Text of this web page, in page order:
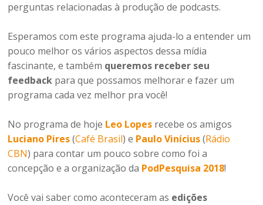
perguntas relacionadas à produção de podcasts.
Esperamos com este programa ajuda-lo a entender um
pouco melhor os vários aspectos dessa mídia
fascinante, e também queremos receber seu
feedback para que possamos melhorar e fazer um
programa cada vez melhor pra você!
No programa de hoje Leo Lopes recebe os amigos
Luciano Pires (Café Brasil) e Paulo Vinícius(Rádio
CBN) para contar um pouco sobre como foi a
concepção e a organização da PodPesquisa 2018!
Você vai saber como aconteceram as edições